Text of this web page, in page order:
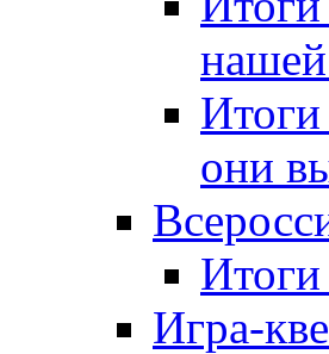
Итоги
они
Игра-